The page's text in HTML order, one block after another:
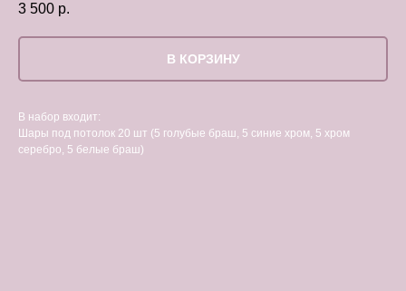
3 500 р.
В КОРЗИНУ
В набор входит:
Шары под потолок 20 шт (5 голубые браш, 5 синие хром, 5 хром
серебро, 5 белые браш)